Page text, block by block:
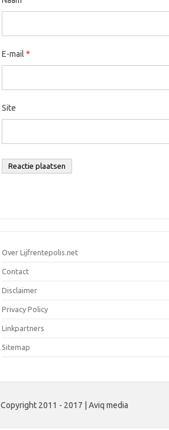
E-mail *
Site
Over Lijfrentepolis.net
Contact
Disclaimer
Privacy Policy
Linkpartners
Sitemap
Copyright 2011 - 2017 | Aviq media